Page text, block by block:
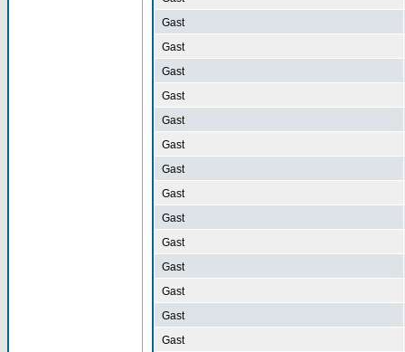
Gast
Gast
Gast
Gast
Gast
Gast
Gast
Gast
Gast
Gast
Gast
Gast
Gast
Gast